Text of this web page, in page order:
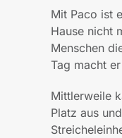
Mit Paco ist
Hause nicht
Menschen
Tag macht
Mittlerweile
Platz aus